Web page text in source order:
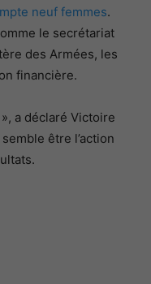
neuf femmes.
le secrétariat
des Armées, les
financière.
a déclaré Victoire
être l’action